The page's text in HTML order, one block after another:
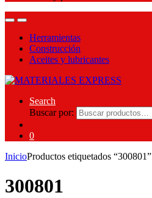
Herramientas
Construcción
Aceites y lubricantes
Search
Buscar por:
0
InicioProductos etiquetados “300801”
300801